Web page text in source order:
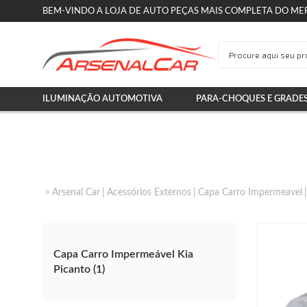
BEM-VINDO A LOJA DE AUTO PEÇAS MAIS COMPLETA DO
ILUMINAÇÃO AUTOMOTIVA PARA-CHOQUES E
Arsenal Car Acessórios Externos Capa Carro Impermeavel
Capa Carro Impermeável Kia
Picanto (1)